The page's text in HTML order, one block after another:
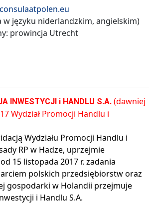
w języku niderlandzkim, angielskim)
prowincja Utrecht
INWESTYCJI i HANDLU S.A. (dawniej
Wydział Promocji Handlu i
Wydziału Promocji Handlu i
RP w Hadze, uprzejmie
15 listopada 2017 r. zadania
polskich przedsiębiorstw oraz
gospodarki w Holandii przejmuje
i Handlu S.A.